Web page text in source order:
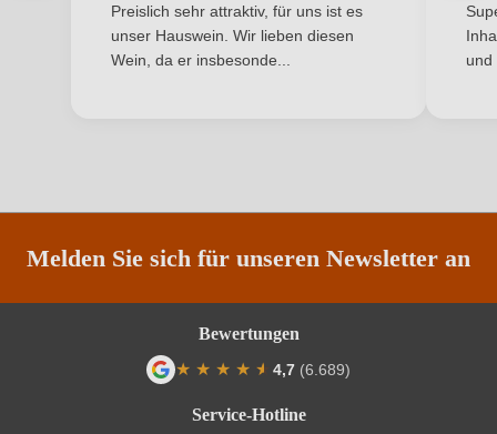
Sekt
Traubenfarbe
Vegan Ja
Nährwertangaben
Preislich sehr attraktiv, für uns ist es
unser Hauswein. Wir lieben diesen
Wein, da er insbesonde...
und
Melden Sie sich für unseren Newsletter an
Service-Hotline
Bewertungen
★ ★ ★ ★ ★
★ 4,7 (6.689)